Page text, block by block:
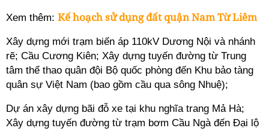
Xem thêm: Kế hoạch sử dụng đất quận Nam Từ Liêm
Xây dựng mới trạm biến áp 110kV Dương Nội và nhánh
rẽ; Cầu Cương Kiên; Xây dựng tuyến đường từ Trung
tâm thể thao quân đội Bộ quốc phòng đến Khu bảo tàng
quân sự Việt Nam (bao gồm cầu qua sông Nhuệ);
Dự án xây dựng bãi đỗ xe tại khu nghĩa trang Mả Hà;
Xây dựng tuyến đường từ trạm bơm Cầu Ngà đến Đại lộ